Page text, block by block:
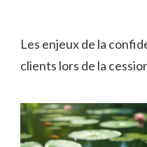
Les enjeux de la
clients lors de la